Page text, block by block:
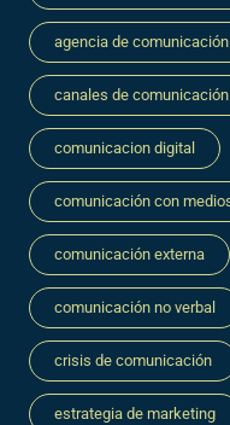
agencia de
canales de comunicación
comunicacion digital
comunicación con
comunicación externa
comunicación no verbal
crisis de comunicación
estrategia de marketing